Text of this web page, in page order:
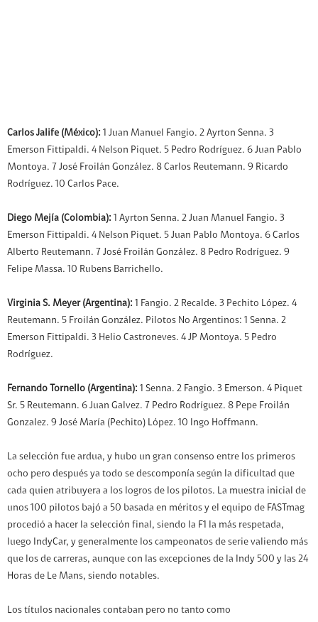
Carlos Jalife (México): 1 Juan Manuel Fangio. 2 Ayrton Senna. 3
Emerson Fittipaldi. 4 Nelson Piquet. 5 Pedro Rodríguez. 6 Juan Pablo
Montoya. 7 José Froilán González. 8 Carlos Reutemann. 9 Ricardo
Rodríguez. 10 Carlos Pace.
Diego Mejía (Colombia): 1 Ayrton Senna. 2 Juan Manuel Fangio. 3
Emerson Fittipaldi. 4 Nelson Piquet. 5 Juan Pablo Montoya. 6 Carlos
Alberto Reutemann. 7 José Froilán González. 8 Pedro Rodríguez. 9
Felipe Massa. 10 Rubens Barrichello.
Virginia S. Meyer (Argentina): 1 Fangio. 2 Recalde. 3 Pechito López. 4
Reutemann. 5 Froilán González. Pilotos No Argentinos: 1 Senna. 2
Emerson Fittipaldi. 3 Helio Castroneves. 4 JP Montoya. 5 Pedro
Rodríguez.
Fernando Tornello (Argentina): 1 Senna. 2 Fangio. 3 Emerson. 4 Piquet
Sr. 5 Reutemann. 6 Juan Galvez. 7 Pedro Rodríguez. 8 Pepe Froilán
Gonzalez. 9 José María (Pechito) López. 10 Ingo Hoffmann.
La selección fue ardua, y hubo un gran consenso entre los primeros
ocho pero después ya todo se descomponía según la dificultad que
cada quien atribuyera a los logros de los pilotos. La muestra inicial de
unos 100 pilotos bajó a 50 basada en méritos y el equipo de FASTmag
procedió a hacer la selección final, siendo la F1 la más respetada,
luego IndyCar, y generalmente los campeonatos de serie valiendo más
que los de carreras, aunque con las excepciones de la Indy 500 y las 24
Horas de Le Mans, siendo notables.
Los títulos nacionales contaban pero no tanto como